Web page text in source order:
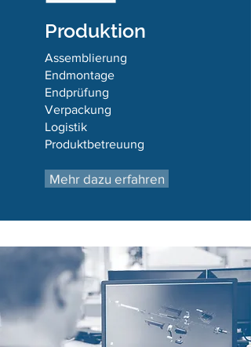
Produktion
Assemblierung
Endmontage
Endprüfung
Verpackung
Logistik
Produktbetreuung
Mehr dazu erfahren